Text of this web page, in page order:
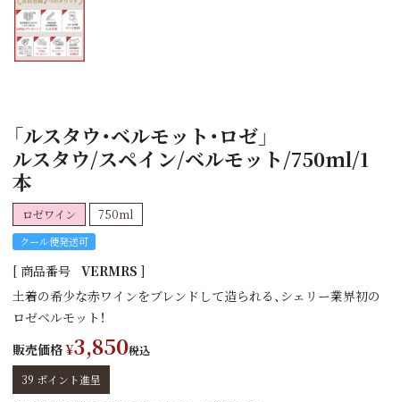
「ルスタウ・ベルモット・ロゼ」
ルスタウ/スペイン/ベルモット/750ml/1
本
ロゼワイン 750ml
クール便発送可
商品番号
VERMRS
土着の希少な赤ワインをブレンドして造られる、シェリー業界初の
ロゼベルモット！
販売価格 ¥3,850税込
39 ポイント進呈